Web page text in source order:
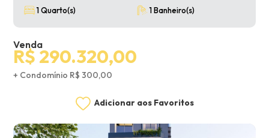
1 Quarto(s) 1 Banheiro(s)
Venda
R$ 290.320,00
+ Condomínio R$ 300,00
Adicionar aos Favoritos